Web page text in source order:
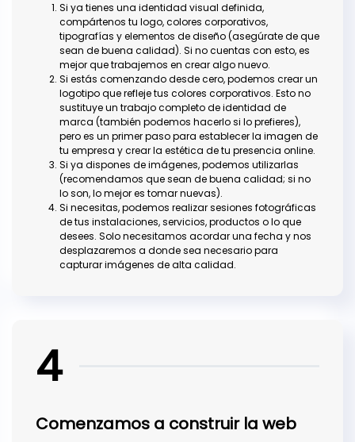
Si ya tienes una identidad visual definida,
compártenos tu logo, colores corporativos,
tipografías y elementos de diseño (asegúrate de que
sean de buena calidad). Si no cuentas con esto, es
mejor que trabajemos en crear algo nuevo.
Si estás comenzando desde cero, podemos crear un
logotipo que refleje tus colores corporativos. Esto no
sustituye un trabajo completo de identidad de
marca (también podemos hacerlo si lo prefieres),
pero es un primer paso para establecer la imagen de
tu empresa y crear la estética de tu presencia online.
Si ya dispones de imágenes, podemos utilizarlas
(recomendamos que sean de buena calidad; si no
lo son, lo mejor es tomar nuevas).
Si necesitas, podemos realizar sesiones fotográficas
de tus instalaciones, servicios, productos o lo que
desees. Solo necesitamos acordar una fecha y nos
desplazaremos a donde sea necesario para
capturar imágenes de alta calidad.
4
Comenzamos a construir la web